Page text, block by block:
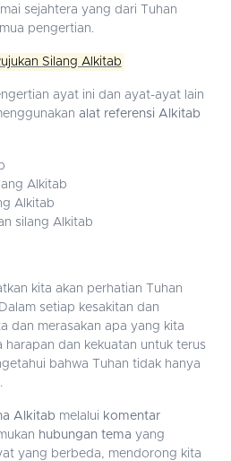
sejahtera yang dari Tuhan
pengertian.
Silang Alkitab
ayat ini dan ayat-ayat lain
alat referensi Alkitab
Alkitab
Alkitab
silang Alkitab
kita akan perhatian Tuhan
setiap kesakitan dan
dan merasakan apa yang kita
harapan dan kekuatan untuk terus
bahwa Tuhan tidak hanya
Alkitab melalui komentar
hubungan tema yang
yang berbeda, mendorong kita